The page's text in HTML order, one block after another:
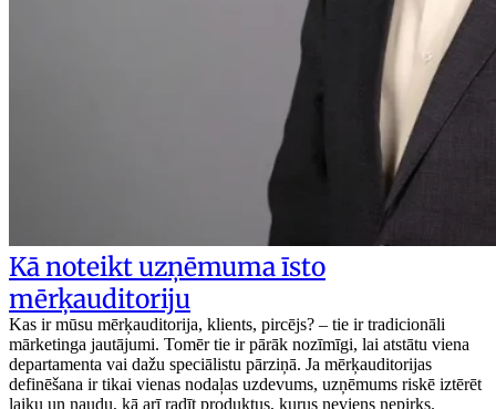
Kā noteikt uzņēmuma īsto
mērķauditoriju
Kas ir mūsu mērķauditorija, klients, pircējs? – tie ir tradicionāli
mārketinga jautājumi. Tomēr tie ir pārāk nozīmīgi, lai atstātu viena
departamenta vai dažu speciālistu pārziņā. Ja mērķauditorijas
definēšana ir tikai vienas nodaļas uzdevums, uzņēmums riskē iztērēt
laiku un naudu, kā arī radīt produktus, kurus neviens nepirks.